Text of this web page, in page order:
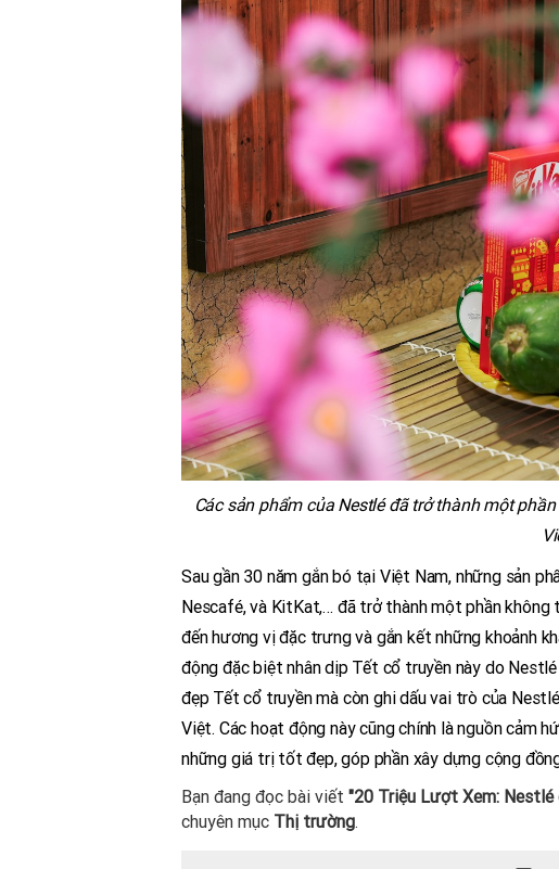
Các sản phẩm của Nestlé đã trở thành một
Sau gần 30 năm gắn bó tại Việt Nam, những sản
Nescafé, và KitKat,… đã trở thành một phần không
đến hương vị đặc trưng và gắn kết những khoảnh
động đặc biệt nhân dịp Tết cổ truyền này do
đẹp Tết cổ truyền mà còn ghi dấu vai trò của
Việt. Các hoạt động này cũng chính là nguồn cảm
những giá trị tốt đẹp, góp phần xây dựng cộng
Bạn đang đọc bài viết "20 Triệu Lượt Xem:
chuyên mục Thị trường.